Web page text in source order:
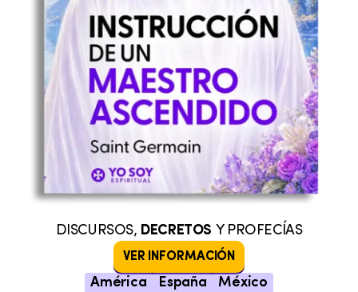
DISCURSOS, DECRETOS Y PROFECÍAS
VER INFORMACIÓN
América España México